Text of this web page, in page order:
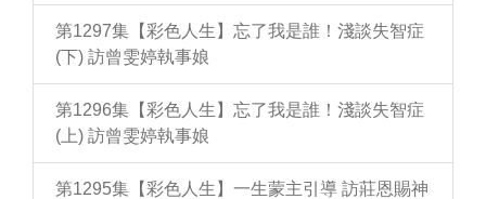
第1297集【彩色人生】忘了我是誰！淺談失智症
(下) 訪曾雯婷執事娘
第1296集【彩色人生】忘了我是誰！淺談失智症
(上) 訪曾雯婷執事娘
第1295集【彩色人生】一生蒙主引導 訪莊恩賜神